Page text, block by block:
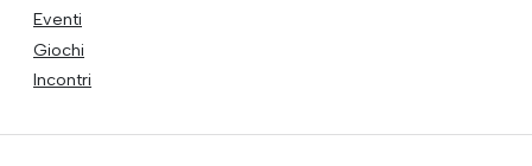
Eventi
Giochi
Incontri